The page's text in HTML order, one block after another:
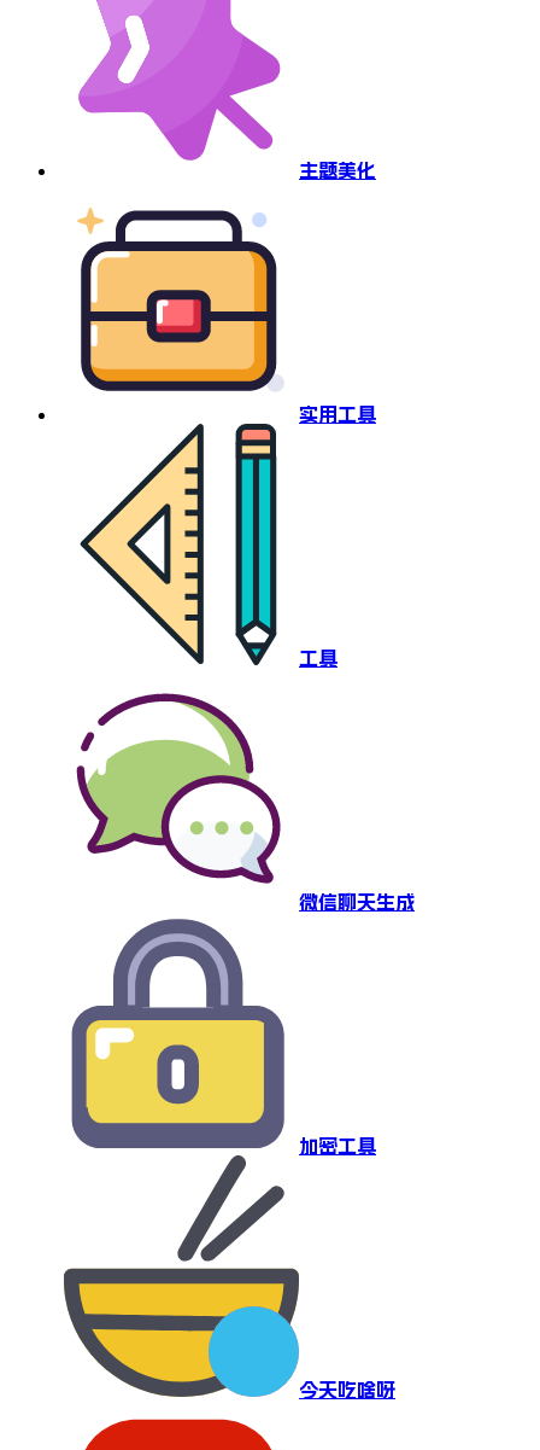
主题美化
实用工具
工具
微信聊天生成
加密工具
今天吃啥呀